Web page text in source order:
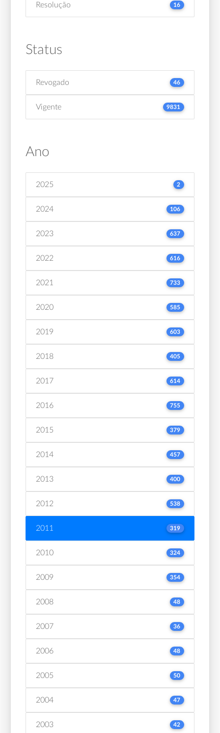
Resolução 16
Status
Revogado 46
Vigente 9831
Ano
2025 2
2024 106
2023 637
2022 616
2021 733
2020 585
2019 603
2018 405
2017 614
2016 755
2015 379
2014 457
2013 400
2012 538
2011 319
2010 324
2009 354
2008 48
2007 36
2006 48
2005 50
2004 47
2003 42